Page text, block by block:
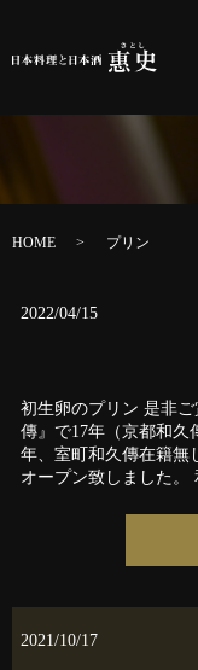
HOME プリン
2022/04/15
初生卵のプリン 是非
傳』で17年（京都和久
年、室町和久傳在籍無
オープン致しました
2021/10/17